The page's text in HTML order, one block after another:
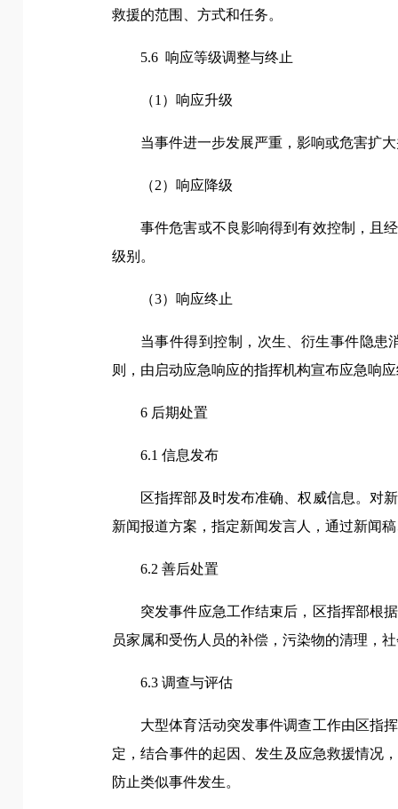
救援的范围、方式和任务。
5.6 响应等级调整与终止
（1）响应升级
当事件进一步发展严重，影响或危害扩
（2）响应降级
事件危害或不良影响得到有效控制，且
级别。
（3）响应终止
当事件得到控制，次生、衍生事件隐患
则，由启动应急响应的指挥机构宣布应急响
6 后期处置
6.1 信息发布
区指挥部及时发布准确、权威信息。对
新闻报道方案，指定新闻发言人，通过新闻
6.2 善后处置
突发事件应急工作结束后，区指挥部根
员家属和受伤人员的补偿，污染物的清理，
6.3 调查与评估
大型体育活动突发事件调查工作由区指
定，结合事件的起因、发生及应急救援情况
防止类似事件发生。